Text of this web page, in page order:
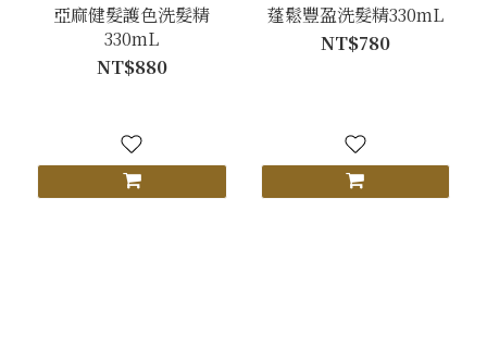
亞麻健髮護色洗髮精
330mL
NT$880
蓬鬆豐盈洗髮精330mL
NT$780